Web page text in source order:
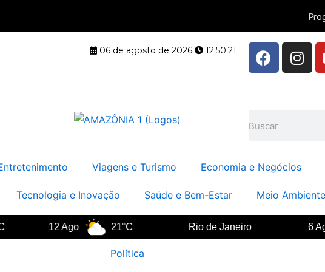
06 de agosto de 2026 12:50:22
F
a
o
I
n
m
Viagens e Turismo Economia e Negócios
Tecnologia e Inovação Saúde e Bem-Estar Meio
12 Ago 21°C Rio de Janeiro 6 Ago
Política